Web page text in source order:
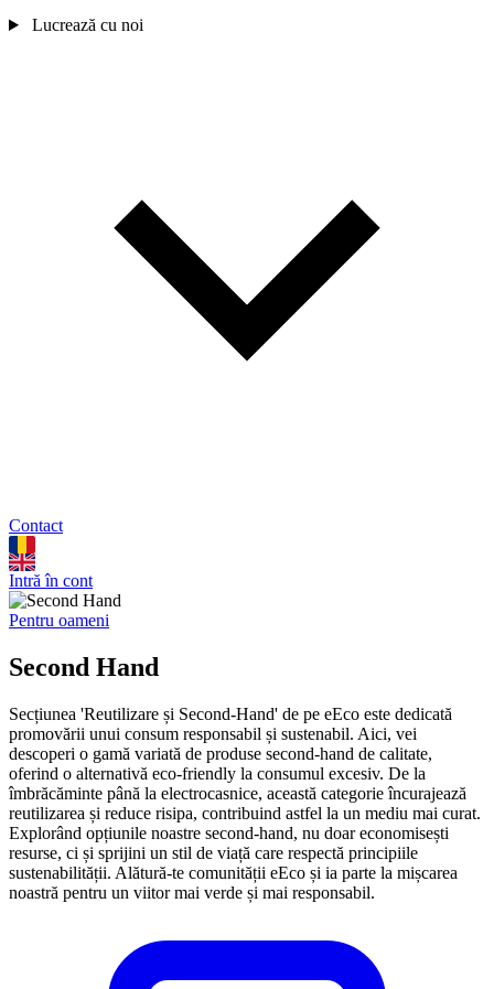
Lucrează cu noi
Contact
Intră în cont
Pentru oameni
Second Hand
Secțiunea 'Reutilizare și Second-Hand' de pe eEco este dedicată
promovării unui consum responsabil și sustenabil. Aici, vei
descoperi o gamă variată de produse second-hand de calitate,
oferind o alternativă eco-friendly la consumul excesiv. De la
îmbrăcăminte până la electrocasnice, această categorie încurajează
reutilizarea și reduce risipa, contribuind astfel la un mediu mai curat.
Explorând opțiunile noastre second-hand, nu doar economisești
resurse, ci și sprijini un stil de viață care respectă principiile
sustenabilității. Alătură-te comunității eEco și ia parte la mișcarea
noastră pentru un viitor mai verde și mai responsabil.